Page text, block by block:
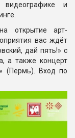
видеографике и
открытие арт-
вас ждёт
дай пять!» с
а также концерт
(Пермь). Вход по